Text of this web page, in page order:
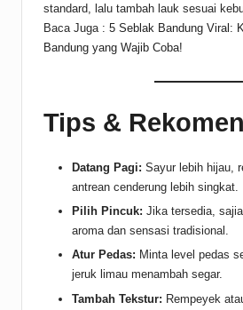
standard, lalu tambah lauk sesuai
Baca Juga : 5 Seblak Bandung Viral:
Bandung yang Wajib Coba!
Tips &
Datang Pagi: Sayur lebih hijau,
antrean cenderung lebih singkat.
Pilih Pincuk: Jika tersedia,
aroma dan sensasi tradisional.
Atur Pedas: Minta level pedas
jeruk limau menambah segar.
Tambah Tekstur: Rempeyek